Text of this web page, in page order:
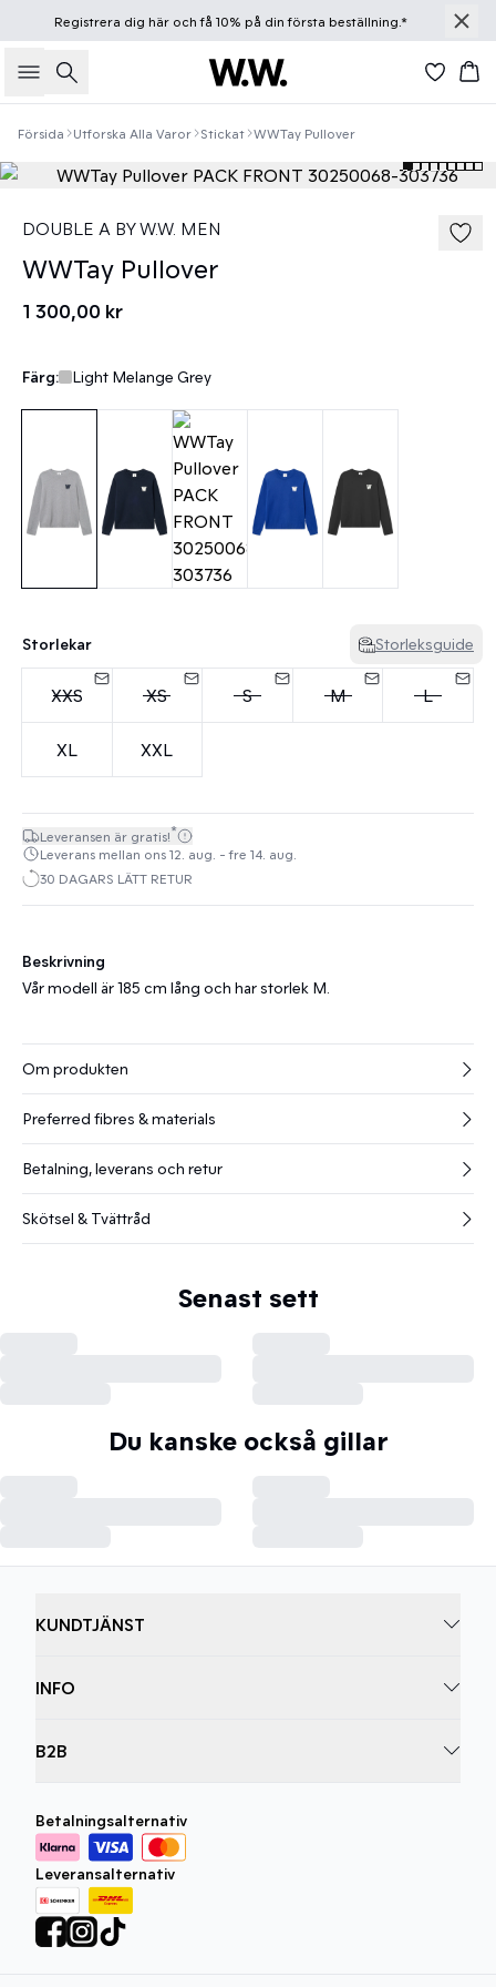
Registrera dig häroch få 10% på din första beställning.*
Sök
Försida Utforska Alla Varor Stickat WWTay Pullover
DOUBLE A BY W.W. MEN
WWTay Pullover
1 300,00 kr
Färg: Light Melange Grey
Storlekar Storleksguide
XXS XS S M L
XL XXL
Leveransen är gratis!*
Leverans mellan ons 12. aug. - fre 14. aug.
30 DAGARS LÄTT RETUR
Beskrivning
Vår modell är 185 cm lång och har storlek M.
Om produkten
Preferred fibres & materials
Betalning, leverans och retur
Skötsel & Tvättråd
Senast sett
Du kanske också gillar
KUNDTJÄNST
INFO
B2B
Betalningsalternativ
Leveransalternativ